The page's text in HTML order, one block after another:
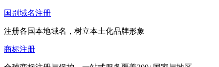
国别域名注册
注册各国本地域名，树立本土化品牌形象
商标注册